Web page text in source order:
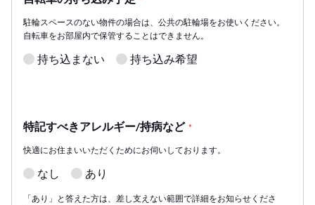
駐輪スペースのない物件の場合は、公共の駐輪場をお使いください。
自転車をお部屋内で保管することはできません。
持ち込まない 持ち込み希望
特記すべきアレルギー/持病など *
快適にお住まいいただくためにお伺いしております。
なし あり
「あり」と答えた方は、差し支えない範囲で詳細をお知らせくださ